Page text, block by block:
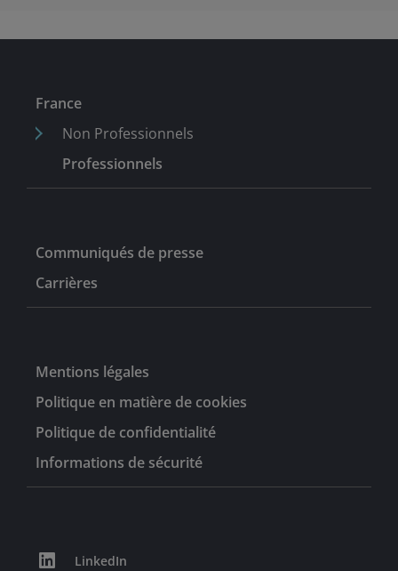
France
Non Professionnels
Professionnels
Communiqués de presse
Carrières
Mentions légales
Politique en matière de cookies
Politique de confidentialité
Informations de sécurité
LinkedIn